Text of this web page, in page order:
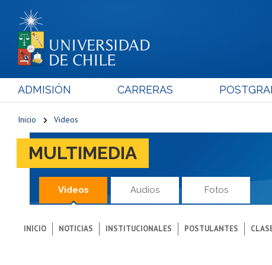
ADMISIÓN CARRERAS
Inicio Videos
MULTIMEDIA
Videos Audios Fotos
INICIO NOTICIAS INSTITUCIONALES POSTULANTES